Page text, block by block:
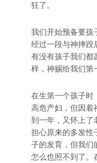
狂了。
我们开始预备要孩
经过一段与神摔跤
有没有孩子我们都
样，神赐给我们第
在生第一个孩子时
高危产妇，但因着
到一年，又怀上了
担心原来的多发性
子的发育，但我们
怎么也照不到了。